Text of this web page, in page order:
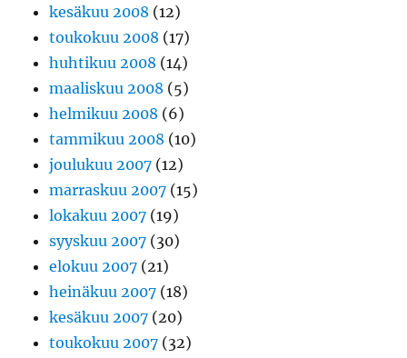
kesäkuu 2008 (12)
toukokuu 2008 (17)
huhtikuu 2008 (14)
maaliskuu 2008 (5)
helmikuu 2008 (6)
tammikuu 2008 (10)
joulukuu 2007 (12)
marraskuu 2007 (15)
lokakuu 2007 (19)
syyskuu 2007 (30)
elokuu 2007 (21)
heinäkuu 2007 (18)
kesäkuu 2007 (20)
toukokuu 2007 (32)